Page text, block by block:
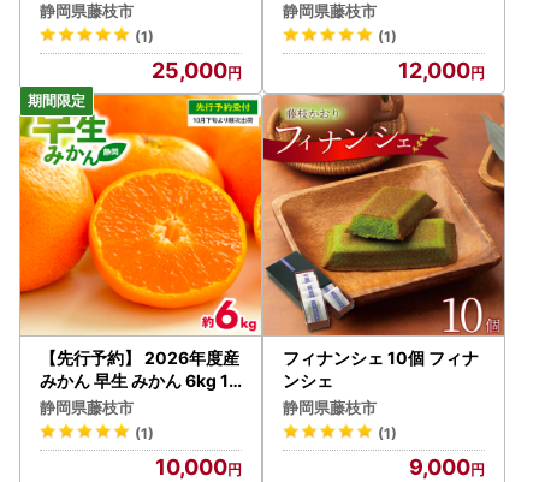
静岡県藤枝市
(1)
25,000
静岡県藤枝市
(1)
12,000
【先行予約】 2026年度産
みかん 早生 みかん 6kg 10
月下旬発送
静岡県藤枝市
(1)
10,000
フィナンシェ 10個 フィナ
ンシェ
静岡県藤枝市
(1)
9,000